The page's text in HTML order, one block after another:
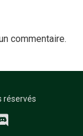
commentaire.
réservés